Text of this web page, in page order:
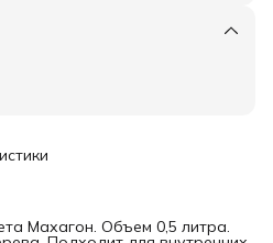
Махагон. Объем 0,5 литра.